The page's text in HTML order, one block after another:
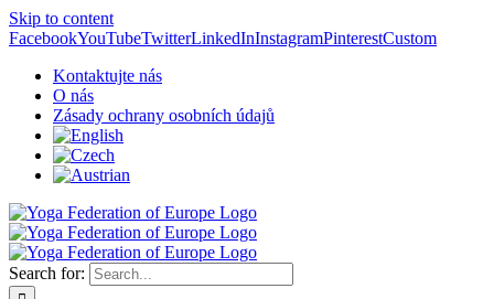
Skip to content
FacebookYouTubeTwitterLinkedInInstagramPinterestCustom
Kontaktujte nás
O nás
Zásady ochrany osobních údajů
Search for: